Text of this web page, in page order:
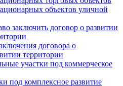
объектов уличной
заключить договор о развитии
договора о
территории
участки под коммерческое
под комплексное развитие